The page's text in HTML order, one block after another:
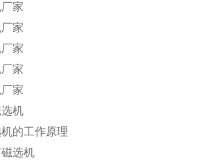
家
家
家
家
家
机
的工作原理
选机